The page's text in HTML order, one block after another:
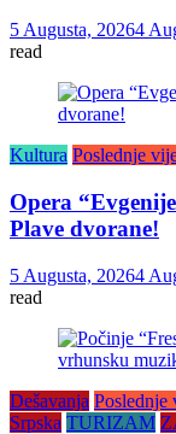
5 Augusta, 20264
read
Kultura Poslednje
Opera
Plave dvorane!
5 Augusta, 20264
read
Dešavanja Poslednje
Srpska TURIZAM